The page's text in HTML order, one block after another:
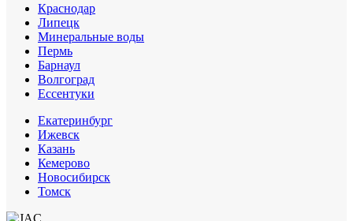
Краснодар
Липецк
Минеральные воды
Пермь
Барнаул
Волгоград
Еcсентуки
Екатеринбург
Ижевск
Казань
Кемерово
Новосибирск
Томск